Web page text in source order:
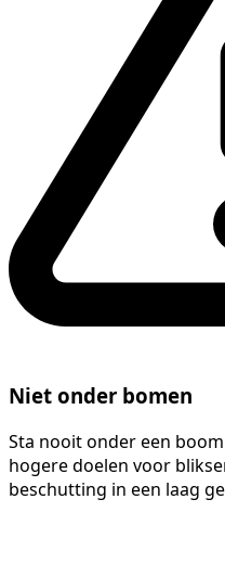
Niet onder bomen
Sta nooit onder een
hogere doelen voor
beschutting in een laag